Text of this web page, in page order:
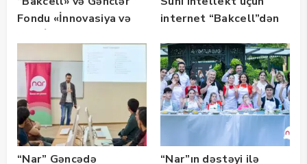
Fondu «İnnovasiya və
təqaüd proqramının
qalibləri ilə görüş
keçirib
internet “Bakcell”dən
“Nar” Gəncədə
“Nar”ın dəstəyi ilə